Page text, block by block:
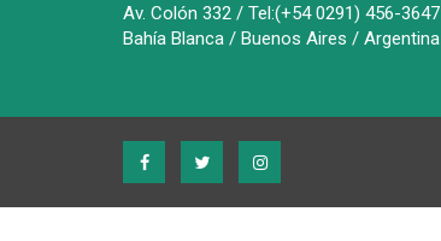
Av. Colón 332 / Tel:(+54 0291) 456-3647
Bahía Blanca / Buenos Aires / Argentina